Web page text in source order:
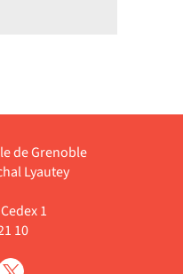
de Grenoble
Lyautey
1
10